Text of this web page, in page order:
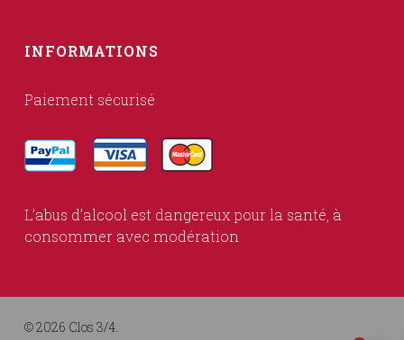
INFORMATIONS
Paiement sécurisé
L’abus d’alcool est dangereux pour la santé, à
consommer avec modération
© 2026 Clos 3/4.